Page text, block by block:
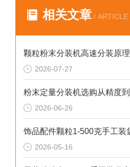
相关文章 / ARTICLE
颗粒粉末分装机高速分装原理
2026-07-27
2026-06-26
2026-05-16